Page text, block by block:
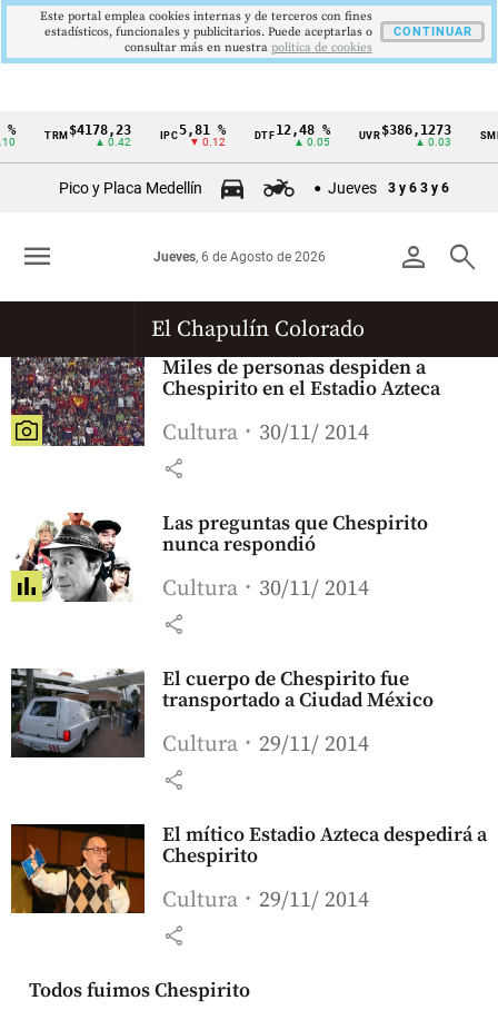
Cintillo
Colombia
TRM$4178,23
▲ 0.42
IPC5,81 %
▼ 0.12
DTF12,48 %
▲ 0.05
UVR$386,1273
▲ 0.03
Pico y Placa Medellín Jueves 3 y 6 3 y 6
person search
Jueves, 6 de Agosto de 2026
menu
El Chapulín Colorado
Miles de personas despiden a
Chespirito en el Estadio Azteca
Cultura 30/11/ 2014
share
Las preguntas que Chespirito
nunca respondió
Cultura 30/11/ 2014
share
El cuerpo de Chespirito fue
transportado a Ciudad México
Cultura 29/11/ 2014
share
El mítico Estadio Azteca despedirá a
Chespirito
Cultura 29/11/ 2014
share
Todos fuimos Chespirito
Este portal emplea cookies internas y de terceros con fines
estadísticos, funcionales y publicitarios. Puede aceptarlas o
consultar más en nuestra politica de cookies
CONTINUAR